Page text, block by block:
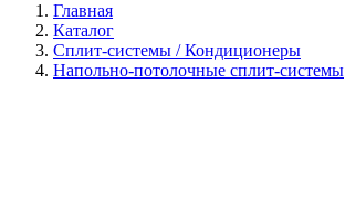
Главная
Каталог
Сплит-системы / Кондиционеры
Напольно-потолочные сплит-системы